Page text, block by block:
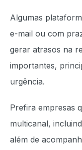
Algumas
e-mail ou com
gerar atrasos na
importantes,
urgência.
Prefira empresas
multicanal,
além de